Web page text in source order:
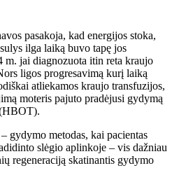
pasakoja, kad energijos stoka,
ilga laiką buvo tapę jos
m. jai diagnozuota itin reta kraujo
ligos progresavimą kurį laiką
atliekamos kraujo transfuzijos,
moteris pajuto pradėjusi gydymą
gydymo metodas, kai pacientas
slėgio aplinkoje – vis dažniau
regeneraciją skatinantis gydymo